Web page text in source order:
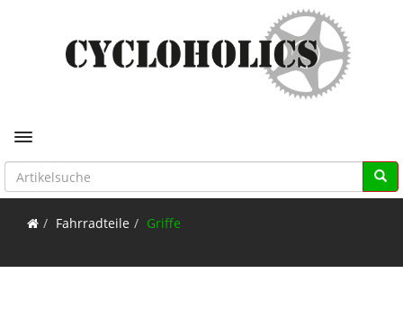
Toggle navigation
Fahrradteile Griffe